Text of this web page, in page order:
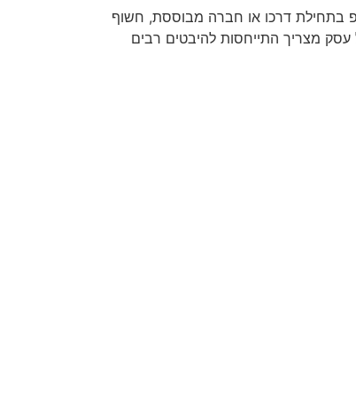
בתחילת דרכו או חברה מבוססת, חשוף
עסק מצריך התייחסות להיבטים רבים